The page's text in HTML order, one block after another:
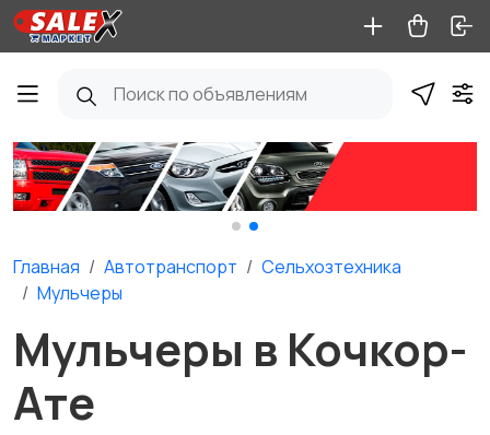
Главная Автотранспорт
Сельхозтехника
Мульчеры
Мульчеры в Кочкор-
Ате